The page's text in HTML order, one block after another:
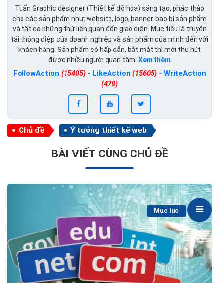
Mục lục
Tuấn Graphic designer (Thiết kế đồ họa) sáng tạo, phác thảo
cho các sản phẩm như: website, logo, banner, bao bì sản phẩm
và tất cả những thứ liên quan đến giao diện. Mục tiêu là truyền
tải thông điệp của doanh nghiệp và sản phẩm của mình đến với
khách hàng. Sản phẩm có hấp dẫn, bắt mắt thì mới thu hút
được nhiều người quan tâm. Xem thêm
FollowAction (15405)- LikeAction (15605)- WriteAction
(479)
Chủ đề Ý tưởng thiết kế web
BÀI VIẾT CÙNG CHỦ ĐỀ